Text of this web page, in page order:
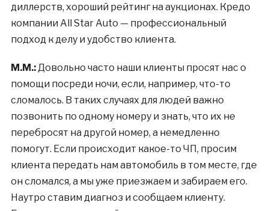
диллерств, хороший рейтинг на аукционах. Кредо
компании All Star Auto — профессиональный
подход к делу и удобство клиента.
М.М.:Довольно часто наши клиенты просят нас о
помощи посреди ночи, если, например, что-то
сломалось. В таких случаях для людей важно
позвонить по одному номеру и знать, что их не
перебросят на другой номер, а немедленно
помогут. Если происходит какое-то ЧП, просим
клиента передать нам автомобиль в том месте, где
он сломался, а мы уже приезжаем и забираем его.
Наутро ставим диагноз и сообщаем клиенту.